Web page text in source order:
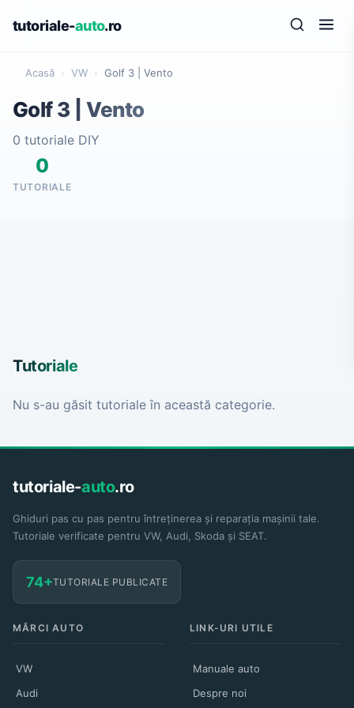
tutoriale-auto.ro
Acasă › VW › Golf 3 | Vento
Golf 3 | Vento
0 tutoriale DIY
0
TUTORIALE
Tutoriale
Nu s-au găsit tutoriale în această categorie.
tutoriale-auto.ro
Ghiduri pas cu pas pentru întreținerea și reparația mașinii tale.
Tutoriale verificate pentru VW, Audi, Skoda și SEAT.
74+TUTORIALE PUBLICATE
MĂRCI AUTO
VW
Audi
LINK-URI UTILE
Manuale auto
Despre noi